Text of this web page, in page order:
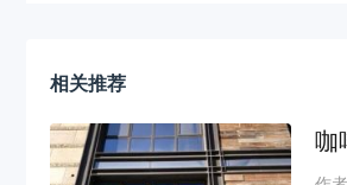
相关推荐
咖